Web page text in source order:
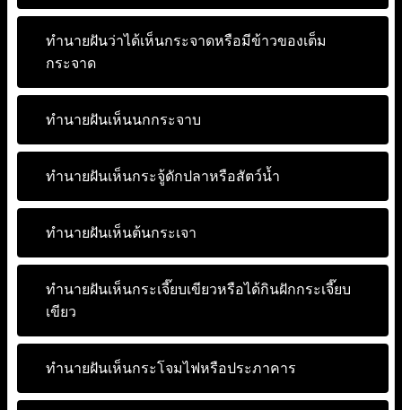
ทำนายฝันว่าได้เห็นกระจาดหรือมีข้าวของเต็ม
กระจาด
ทำนายฝันเห็นนกกระจาบ
ทำนายฝันเห็นกระจู้ดักปลาหรือสัตว์น้ำ
ทำนายฝันเห็นต้นกระเจา
ทำนายฝันเห็นกระเจี๊ยบเขียวหรือได้กินฝักกระเจี๊ยบ
เขียว
ทำนายฝันเห็นกระโจมไฟหรือประภาคาร